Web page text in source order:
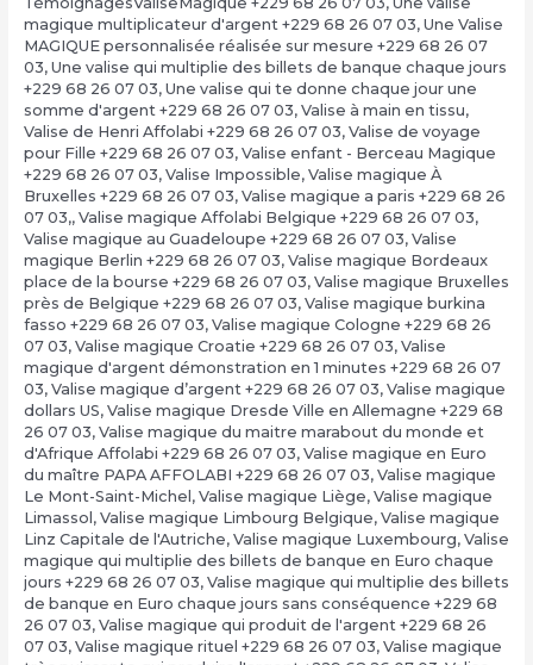
magique multiplicateur d'argent +229 68 26 07 03, Une Valise
MAGIQUE personnalisée réalisée sur mesure +229 68 26 07
03, Une valise qui multiplie des billets de banque chaque jours
+229 68 26 07 03, Une valise qui te donne chaque jour une
somme d'argent +229 68 26 07 03, Valise à main en tissu,
Valise de Henri Affolabi +229 68 26 07 03, Valise de voyage
pour Fille +229 68 26 07 03, Valise enfant - Berceau Magique
+229 68 26 07 03, Valise Impossible, Valise magique À
Bruxelles +229 68 26 07 03, Valise magique a paris +229 68 26
07 03,, Valise magique Affolabi Belgique +229 68 26 07 03,
Valise magique au Guadeloupe +229 68 26 07 03, Valise
magique Berlin +229 68 26 07 03, Valise magique Bordeaux
place de la bourse +229 68 26 07 03, Valise magique Bruxelles
près de Belgique +229 68 26 07 03, Valise magique burkina
fasso +229 68 26 07 03, Valise magique Cologne +229 68 26
07 03, Valise magique Croatie +229 68 26 07 03, Valise
magique d'argent démonstration en 1 minutes +229 68 26 07
03, Valise magique d’argent +229 68 26 07 03, Valise magique
dollars US, Valise magique Dresde Ville en Allemagne +229 68
26 07 03, Valise magique du maitre marabout du monde et
d'Afrique Affolabi +229 68 26 07 03, Valise magique en Euro
du maître PAPA AFFOLABI +229 68 26 07 03, Valise magique
Le Mont-Saint-Michel, Valise magique Liège, Valise magique
Limassol, Valise magique Limbourg Belgique, Valise magique
Linz Capitale de l'Autriche, Valise magique Luxembourg, Valise
magique qui multiplie des billets de banque en Euro chaque
jours +229 68 26 07 03, Valise magique qui multiplie des billets
de banque en Euro chaque jours sans conséquence +229 68
26 07 03, Valise magique qui produit de l'argent +229 68 26
07 03, Valise magique rituel +229 68 26 07 03, Valise magique